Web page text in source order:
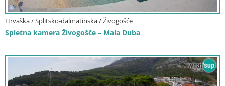
Hrvaška / Splitsko-dalmatinska / Živogošće
Spletna kamera Živogošče – Mala Duba